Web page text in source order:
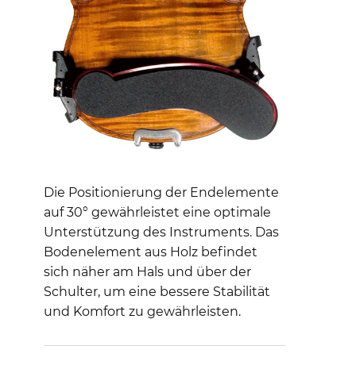
Die Positionierung der Endelemente
auf 30° gewährleistet eine optimale
Unterstützung des Instruments. Das
Bodenelement aus Holz befindet
sich näher am Hals und über der
Schulter, um eine bessere Stabilität
und Komfort zu gewährleisten.